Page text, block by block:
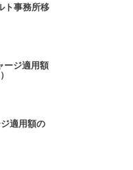
ト事務所移
ージ適用額
適用額の